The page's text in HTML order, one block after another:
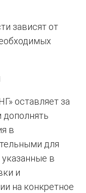
зависят от
оставляет за
дополнять
в
для
в
и
на конкретное